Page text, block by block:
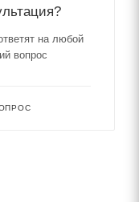
на любой
вопрос